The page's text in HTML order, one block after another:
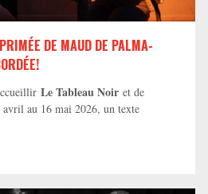
DE MAUD DE PALMA-
Le Tableau Noir et de
au 16 mai 2026, un texte